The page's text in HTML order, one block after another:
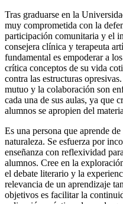
Tras graduarse en la
muy comprometida con la
participación comunitaria y el
consejera clínica y terapeuta
fundamental es empoderar a
crítica conceptos de su vida
contra las estructuras
mutuo y la colaboración son
cada una de sus aulas, ya que
alumnos se apropien del
Es una persona que aprende
naturaleza. Se esfuerza por
enseñanza con reflexividad
alumnos. Cree en la
el debate literario y la
relevancia de un aprendizaje
objetivos es facilitar la